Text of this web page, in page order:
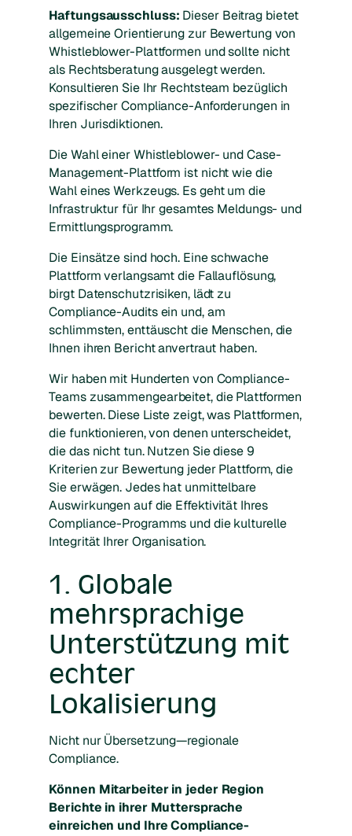
Haftungsausschluss: Dieser Beitrag bietet
allgemeine Orientierung zur Bewertung von
Whistleblower-Plattformen und sollte nicht
als Rechtsberatung ausgelegt werden.
Konsultieren Sie Ihr Rechtsteam bezüglich
spezifischer Compliance-Anforderungen in
Ihren Jurisdiktionen.
Die Wahl einer Whistleblower- und Case-
Management-Plattform ist nicht wie die
Wahl eines Werkzeugs. Es geht um die
Infrastruktur für Ihr gesamtes Meldungs- und
Ermittlungsprogramm.
Die Einsätze sind hoch. Eine schwache
Plattform verlangsamt die Fallauflösung,
birgt Datenschutzrisiken, lädt zu
Compliance-Audits ein und, am
schlimmsten, enttäuscht die Menschen, die
Ihnen ihren Bericht anvertraut haben.
Wir haben mit Hunderten von Compliance-
Teams zusammengearbeitet, die Plattformen
bewerten. Diese Liste zeigt, was Plattformen,
die funktionieren, von denen unterscheidet,
die das nicht tun. Nutzen Sie diese 9
Kriterien zur Bewertung jeder Plattform, die
Sie erwägen. Jedes hat unmittelbare
Auswirkungen auf die Effektivität Ihres
Compliance-Programms und die kulturelle
Integrität Ihrer Organisation.
1. Globale
mehrsprachige
Unterstützung mit
echter
Lokalisierung
Nicht nur Übersetzung—regionale
Compliance.
Können Mitarbeiter in jeder Region
Berichte in ihrer Muttersprache
einreichen und Ihre Compliance-